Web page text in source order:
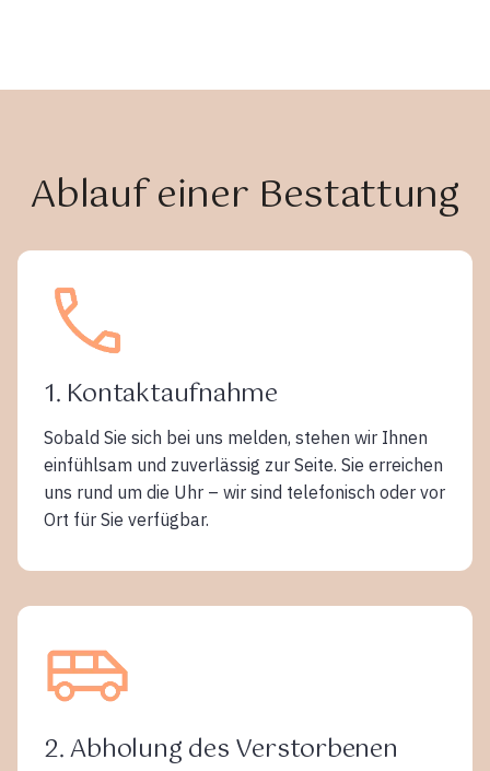
Ablauf einer Bestattung
1. Kontaktaufnahme
Sobald Sie sich bei uns melden, stehen wir Ihnen
einfühlsam und zuverlässig zur Seite. Sie erreichen
uns rund um die Uhr – wir sind telefonisch oder vor
Ort für Sie verfügbar.
2. Abholung des Verstorbenen